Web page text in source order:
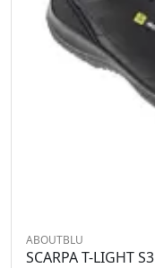
ABOUTBLU
SCARPA T-LIGHT